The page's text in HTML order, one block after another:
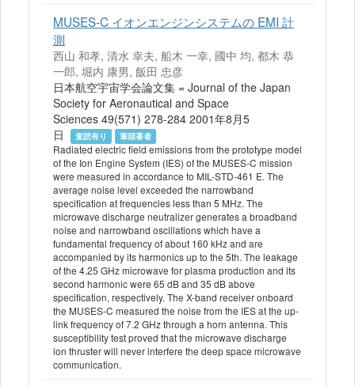
MUSES-C イオンエンジンシステムの EMI 計
測
西山 和孝, 清水 幸夫, 船木 一幸, 國中 均, 都木 恭
一郎, 堀内 康男, 飯田 忠彦
日本航空宇宙学会論文集 = Journal of the Japan
Society for Aeronautical and Space
Sciences 49(571) 278-284 2001年8月5
日
査読有り 筆頭著者
Radiated electric field emissions from the prototype model
of the Ion Engine System (IES) of the MUSES-C mission
were measured in accordance to MIL-STD-461 E. The
average noise level exceeded the narrowband
specification at frequencies less than 5 MHz. The
microwave discharge neutralizer generates a broadband
noise and narrowband oscillations which have a
fundamental frequency of about 160 kHz and are
accompanied by its harmonics up to the 5th. The leakage
of the 4.25 GHz microwave for plasma production and its
second harmonic were 65 dB and 35 dB above
specification, respectively. The X-band receiver onboard
the MUSES-C measured the noise from the IES at the up-
link frequency of 7.2 GHz through a horn antenna. This
susceptibility test proved that the microwave discharge
ion thruster will never interfere the deep space microwave
communication.